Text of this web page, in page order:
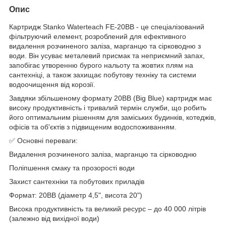
Опис
Картридж Stanko Waterteach FE-20BB - це спеціалізований
фільтруючий елемент, розроблений для ефективного
видалення розчиненого заліза, марганцю та сірководню з
води. Він усуває металевий присмак та неприємний запах,
запобігає утворенню бурого нальоту та жовтих плям на
сантехніці, а також захищає побутову техніку та системи
водоочищення від корозії.
Завдяки збільшеному формату 20BB (Big Blue) картридж має
високу продуктивність і тривалий термін служби, що робить
його оптимальним рішенням для заміських будинків, котеджів,
офісів та об'єктів з підвищеним водоспоживанням.
✅ Основні переваги:
Видалення розчиненого заліза, марганцю та сірководню
Поліпшення смаку та прозорості води
Захист сантехніки та побутових приладів
Формат: 20BB (діаметр 4,5", висота 20")
Висока продуктивність та великий ресурс – до 40 000 літрів
(залежно від вихідної води)